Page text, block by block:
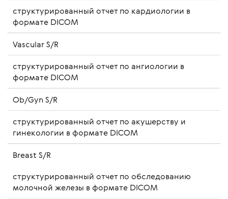
структурированный отчет по кардиологии в
формате DICOM
Vascular S/R
структурированный отчет по ангиологии в
формате DICOM
Ob/Gyn S/R
структурированный отчет по акушерству и
гинекологии в формате DICOM
Breast S/R
структурированный отчет по обследованию
молочной железы в формате DICOM